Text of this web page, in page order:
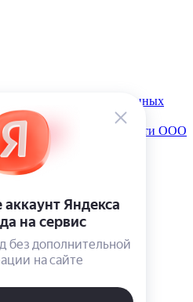
персональных данных
конфиденциальности ООО
}}
}}